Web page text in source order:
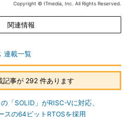
Copyright © ITmedia, Inc. All Rights Reserved.
関連情報
連載一覧
記事が 292 件あります
「SOLID」がRISC-Vに対応、
スの64ビットRTOSを採用